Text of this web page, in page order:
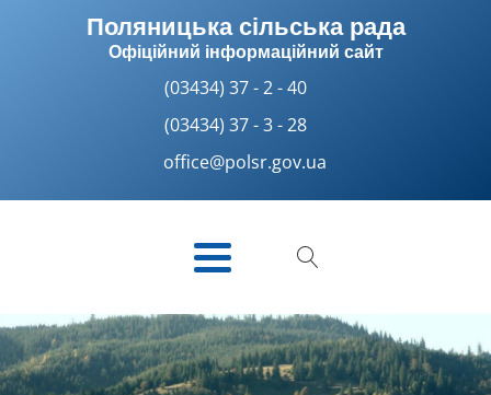
Поляницька сільська рада
Офіційний інформаційний сайт
(03434) 37 - 2 - 40
(03434) 37 - 3 - 28
office@polsr.gov.ua